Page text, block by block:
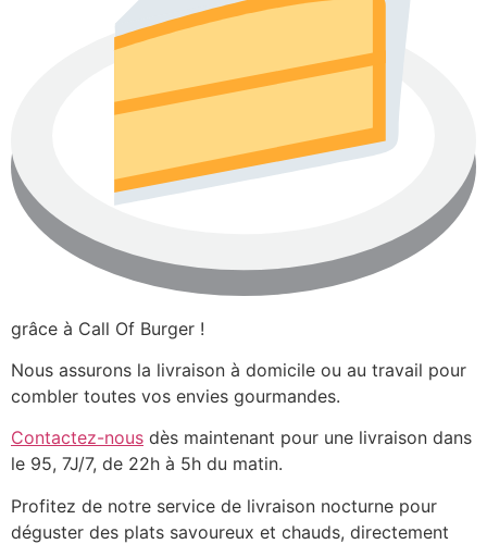
grâce à Call Of Burger !
Nous assurons la livraison à domicile ou au travail pour
combler toutes vos envies gourmandes.
Contactez-nous dès maintenant pour une livraison dans
le 95, 7J/7, de 22h à 5h du matin.
Profitez de notre service de livraison nocturne pour
déguster des plats savoureux et chauds, directement